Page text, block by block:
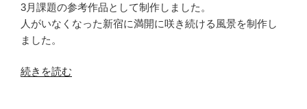
3月課題の参考作品として制作しました。
人がいなくなった新宿に満開に咲き続ける風景を制作し
ました。
“The
続きを読む